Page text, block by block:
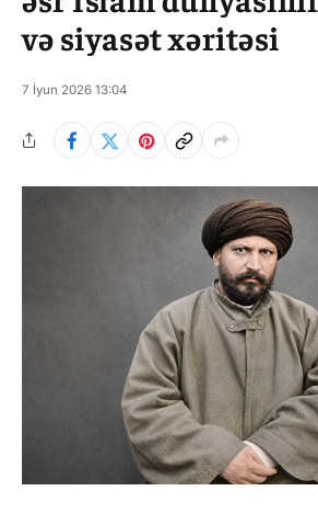
və siyasət xəritəsi
7 İyun 2026 13:04